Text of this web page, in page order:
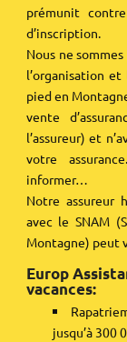
prémunit
d’inscription.
Nous ne
l’organisation
pied en
vente
l’assureur) et
votre
informer…
Notre assureur
avec le SNAM
Montagne) peut
Europ
vacances:
jusqu’à 300